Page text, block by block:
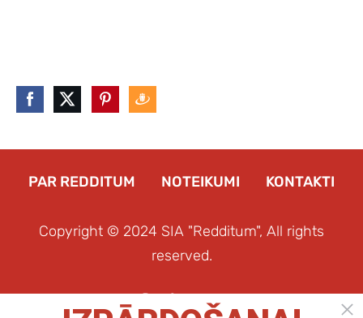
PAR REDDITUM NOTEIKUMI KONTAKTI
Copyright © 2024 SIA "Redditum", All rights
reserved.